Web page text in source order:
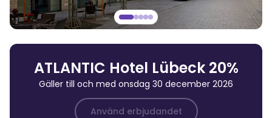
ATLANTIC Hotel Lübeck 20%
Gäller till och med onsdag 30 december 2026
Använd erbjudandet